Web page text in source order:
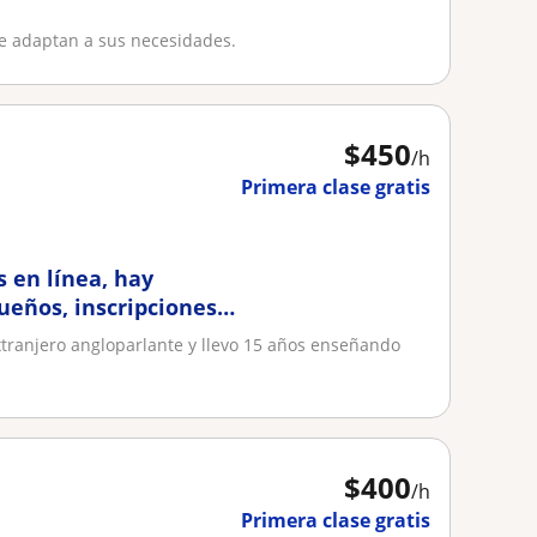
adaptan a sus necesidades.
$450/h
Primera clase gratis
en línea, hay
inscripciones
angloparlante y llevo 15 años enseñando
$400/h
Primera clase gratis